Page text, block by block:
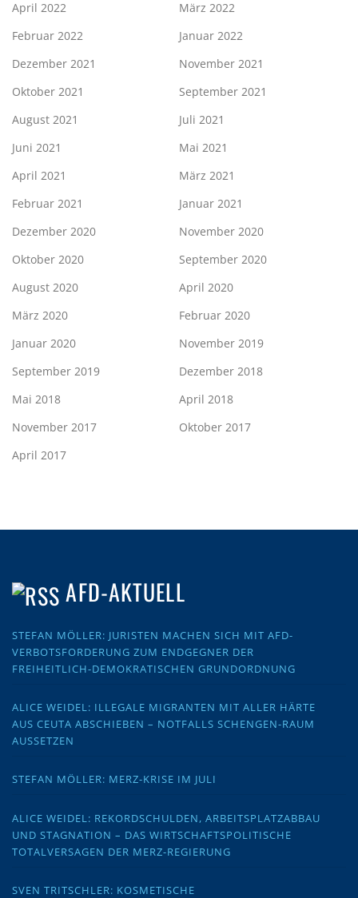
April 2022
März 2022
Februar 2022
Januar 2022
Dezember 2021
November 2021
Oktober 2021
September 2021
August 2021
Juli 2021
Juni 2021
Mai 2021
April 2021
März 2021
Februar 2021
Januar 2021
Dezember 2020
November 2020
Oktober 2020
September 2020
August 2020
April 2020
März 2020
Februar 2020
Januar 2020
November 2019
September 2019
Dezember 2018
Mai 2018
April 2018
November 2017
Oktober 2017
April 2017
AFD-AKTUELL
STEFAN MÖLLER: JURISTEN MACHEN SICH MIT AFD-
VERBOTSFORDERUNG ZUM ENDGEGNER DER
FREIHEITLICH-DEMOKRATISCHEN GRUNDORDNUNG
ALICE WEIDEL: ILLEGALE MIGRANTEN MIT ALLER HÄRTE
AUS CEUTA ABSCHIEBEN – NOTFALLS SCHENGEN-RAUM
AUSSETZEN
STEFAN MÖLLER: MERZ-KRISE IM JULI
ALICE WEIDEL: REKORDSCHULDEN, ARBEITSPLATZABBAU
UND STAGNATION – DAS WIRTSCHAFTSPOLITISCHE
TOTALVERSAGEN DER MERZ-REGIERUNG
SVEN TRITSCHLER: KOSMETISCHE